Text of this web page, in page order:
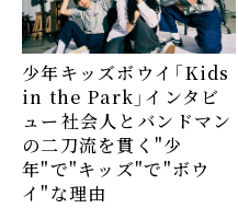
少年キッズボウイ「Kids
in the Park」インタビ
ュー――社会人とバンドマン
の二刀流を貫く"少
年"で"キッズ"で"ボウ
イ"な理由